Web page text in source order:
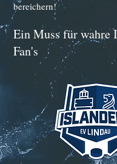
bereichern!
Ein Muss für wahre
Fan's